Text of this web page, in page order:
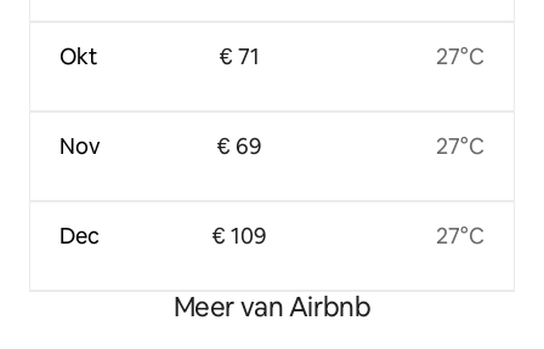
Okt
Nov
Dec
€ 71
€ 69
€ 109
27°C
27°C
27°C
Meer van Airbnb